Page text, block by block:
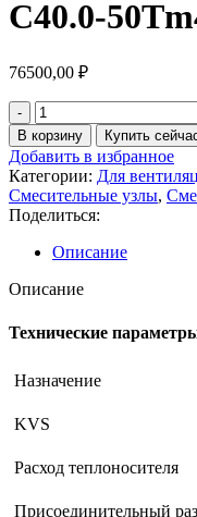
C40.0-
76500,00 ₽
Количество
товара
Смесительный
узел
DEX-
C40.0-
50Tm4
В корзину Купить
Добавить в избранное
Категории: Для
Смесительные узлы,
Поделиться:
Описание
Описание
Технические
Назначение
KVS
Расход теплоносителя
Присоединительный